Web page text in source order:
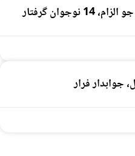
گرفتار
جوابدار فرار